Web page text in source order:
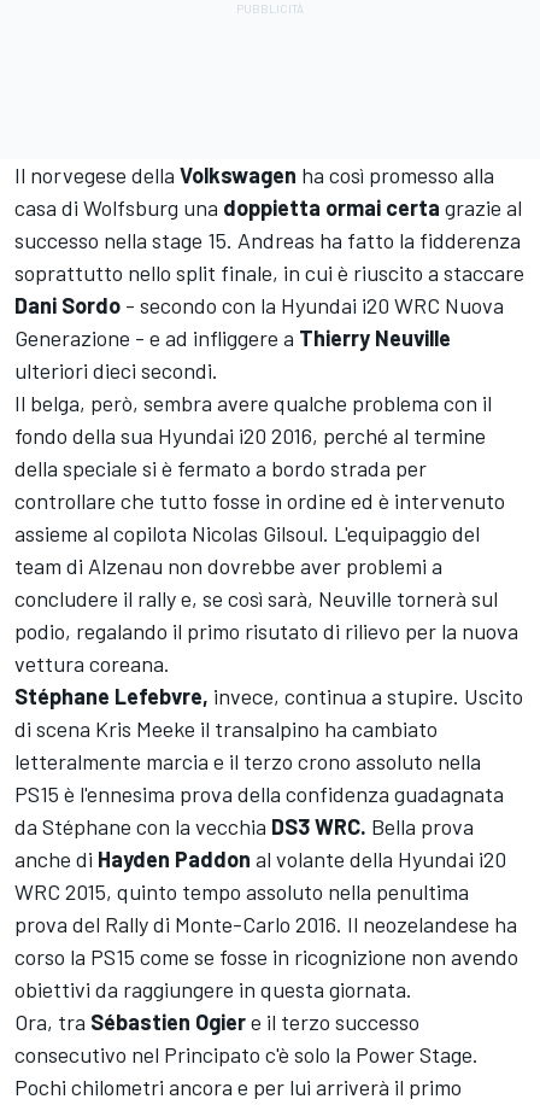
Il norvegese della Volkswagen ha così promesso alla
casa di Wolfsburg una doppietta ormai certa grazie al
successo nella stage 15. Andreas ha fatto la fidderenza
soprattutto nello split finale, in cui è riuscito a staccare
Dani Sordo - secondo con la Hyundai i20 WRC Nuova
Generazione - e ad infliggere a Thierry Neuville
ulteriori dieci secondi.
Il belga, però, sembra avere qualche problema con il
fondo della sua Hyundai i20 2016, perché al termine
della speciale si è fermato a bordo strada per
controllare che tutto fosse in ordine ed è intervenuto
assieme al copilota Nicolas Gilsoul. L'equipaggio del
team di Alzenau non dovrebbe aver problemi a
concludere il rally e, se così sarà, Neuville tornerà sul
podio, regalando il primo risutato di rilievo per la nuova
vettura coreana.
Stéphane Lefebvre, invece, continua a stupire. Uscito
di scena Kris Meeke il transalpino ha cambiato
letteralmente marcia e il terzo crono assoluto nella
PS15 è l'ennesima prova della confidenza guadagnata
da Stéphane con la vecchia DS3 WRC. Bella prova
anche di Hayden Paddon al volante della Hyundai i20
WRC 2015, quinto tempo assoluto nella penultima
prova del Rally di Monte-Carlo 2016. Il neozelandese ha
corso la PS15 come se fosse in ricognizione non avendo
obiettivi da raggiungere in questa giornata.
Ora, tra Sébastien Ogiere il terzo successo
consecutivo nel Principato c'è solo la Power Stage.
Pochi chilometri ancora e per lui arriverà il primo